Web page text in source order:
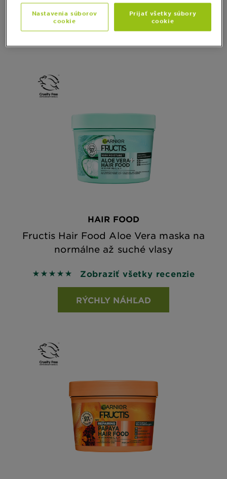
5 out of 5 stars based on reviews
Zobraziť všetky recenzie
RÝCHLY NÁHĽAD
HAIR FOOD
Fructis Hair Food Aloe Vera maska na
normálne až suché vlasy
5 out of 5 stars based on reviews
Zobraziť všetky recenzie
RÝCHLY NÁHĽAD
Nastavenia súborov
cookie
Prijať všetky súbory
cookie